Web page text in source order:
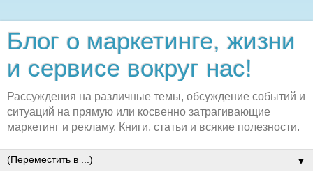
Блог о маркетинге, жизни
и сервисе вокруг нас!
Рассуждения на различные темы, обсуждение событий и
ситуаций на прямую или косвенно затрагивающие
маркетинг и рекламу. Книги, статьи и всякие полезности.
▼